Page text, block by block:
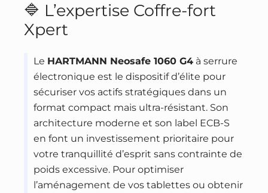
🔷 L’expertise Coffre-fort
Xpert
Le HARTMANN Neosafe 1060 G4 à serrure
électronique est le dispositif d’élite pour
sécuriser vos actifs stratégiques dans un
format compact mais ultra-résistant. Son
architecture moderne et son label ECB-S
en font un investissement prioritaire pour
votre tranquillité d’esprit sans contrainte de
poids excessive. Pour optimiser
l’aménagement de vos tablettes ou obtenir